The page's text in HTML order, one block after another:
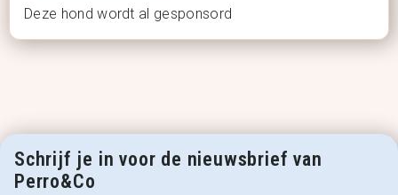
Deze hond wordt al gesponsord
Schrijf je in voor de nieuwsbrief van
Perro&Co